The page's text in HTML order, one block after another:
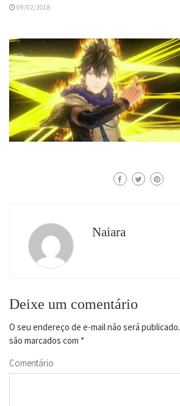
09/02/2018
Naiara
Deixe um comentário
O seu endereço de e-mail não será publicado.
são marcados com *
Comentário